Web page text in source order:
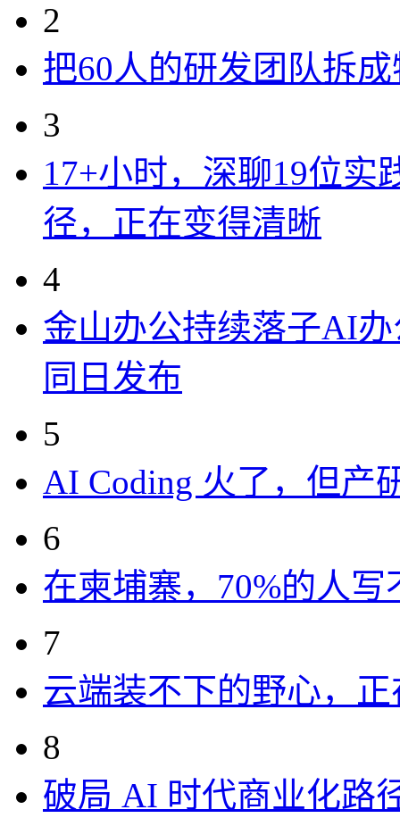
2
把60人的研发团队拆
3
17+小时，深聊19位实
径，正在变得清晰
4
金山办公持续落子AI办
同日发布
5
AI Coding 火了，但产
6
在柬埔寨，70%的人写
7
云端装不下的野心，
8
破局 AI 时代商业化路